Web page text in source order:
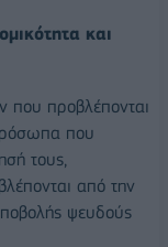
και
που προβλέπονται
που
τους,
από την
ψευδούς